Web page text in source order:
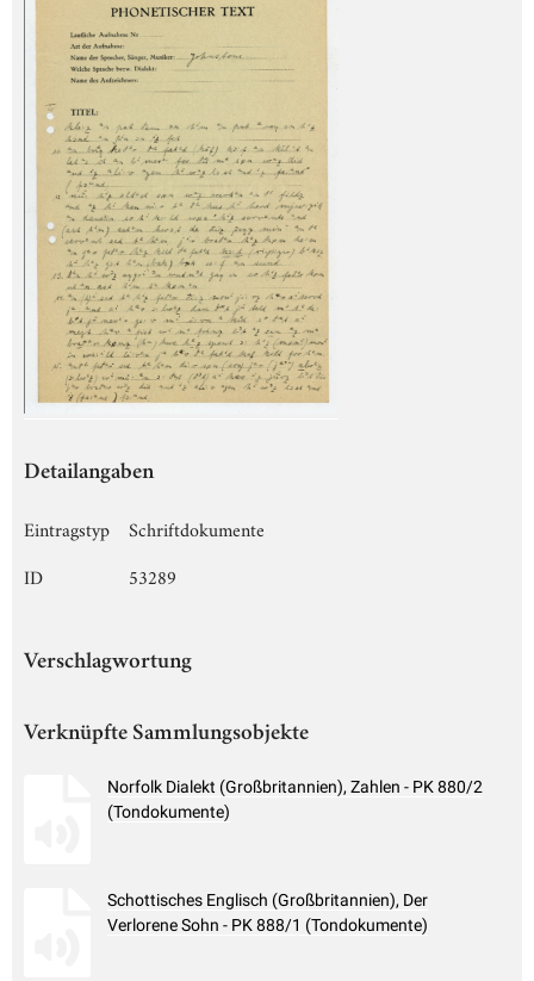
Detailangaben
Eintragstyp
Schriftdokumente
ID
53289
Verschlagwortung
Verknüpfte Sammlungsobjekte
Norfolk Dialekt (Großbritannien), Zahlen - PK 880/2
(Tondokumente)
Schottisches Englisch (Großbritannien), Der
Verlorene Sohn - PK 888/1 (Tondokumente)